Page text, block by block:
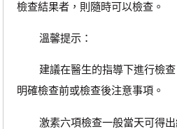
檢查結果者，則隨時可以檢查。
溫馨提示：
建議在醫生的指導下進行檢查
明確檢查前或檢查後注意事項。
激素六項檢查一般當天可得出